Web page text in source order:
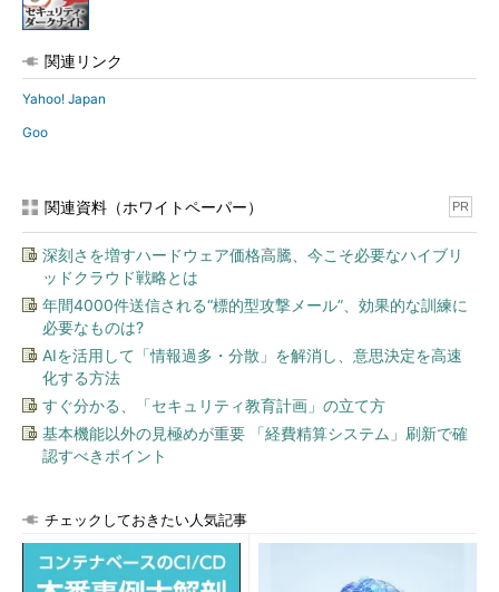
関連リンク
Yahoo! Japan
Goo
関連資料（ホワイトペーパー） PR
深刻さを増すハードウェア価格高騰、今こそ必要なハイブリ
ッドクラウド戦略とは
年間4000件送信される“標的型攻撃メール”、効果的な訓練に
必要なものは?
AIを活用して「情報過多・分散」を解消し、意思決定を高速
化する方法
すぐ分かる、「セキュリティ教育計画」の立て方
基本機能以外の見極めが重要 「経費精算システム」刷新で確
認すべきポイント
チェックしておきたい人気記事